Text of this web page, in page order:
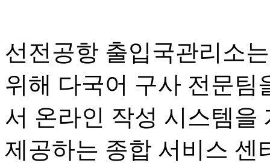
선전공항 출입국관리소
위해 다국어 구사 전문팀
서 온라인 작성 시스템을
제공하는 종합 서비스 센